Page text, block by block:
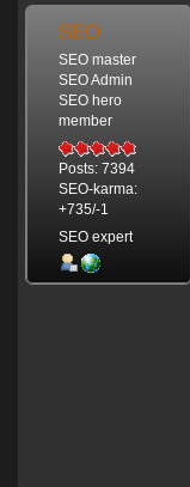
SEO
SEO master
SEO Admin
SEO hero
member
Posts: 7394
SEO-karma:
+735/-1
SEO expert